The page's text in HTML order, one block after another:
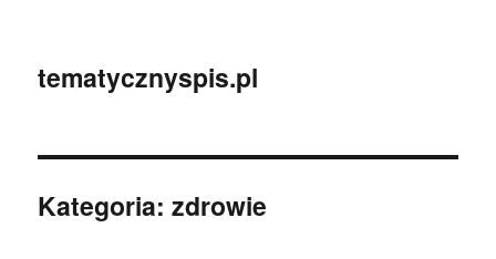
tematycznyspis.pl
Kategoria:zdrowie